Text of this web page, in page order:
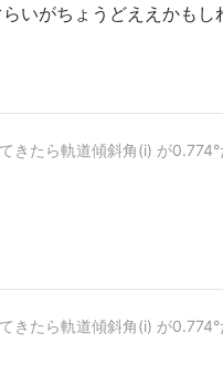
いがちょうどええかもし
きたら軌道傾斜角(i) が0.774°
きたら軌道傾斜角(i) が0.774°